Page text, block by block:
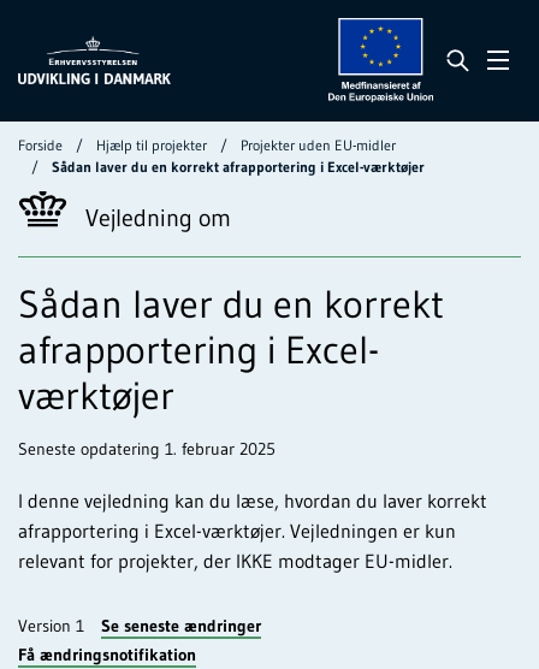
Forside Hjælp til projekter
Projekter uden EU-midler
Sådan laver du en korrekt afrapportering i Excel-værktøjer
Vejledning om
Sådan laver du en korrekt
afrapportering i Excel-
værktøjer
Seneste opdatering 1. februar 2025
I denne vejledning kan du læse, hvordan du laver korrekt
afrapportering i Excel-værktøjer. Vejledningen er kun
relevant for projekter, der IKKE modtager EU-midler.
Version 1 Se seneste ændringer
Få ændringsnotifikation